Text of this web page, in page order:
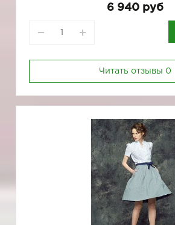
6 940 руб
Читать отзывы 0